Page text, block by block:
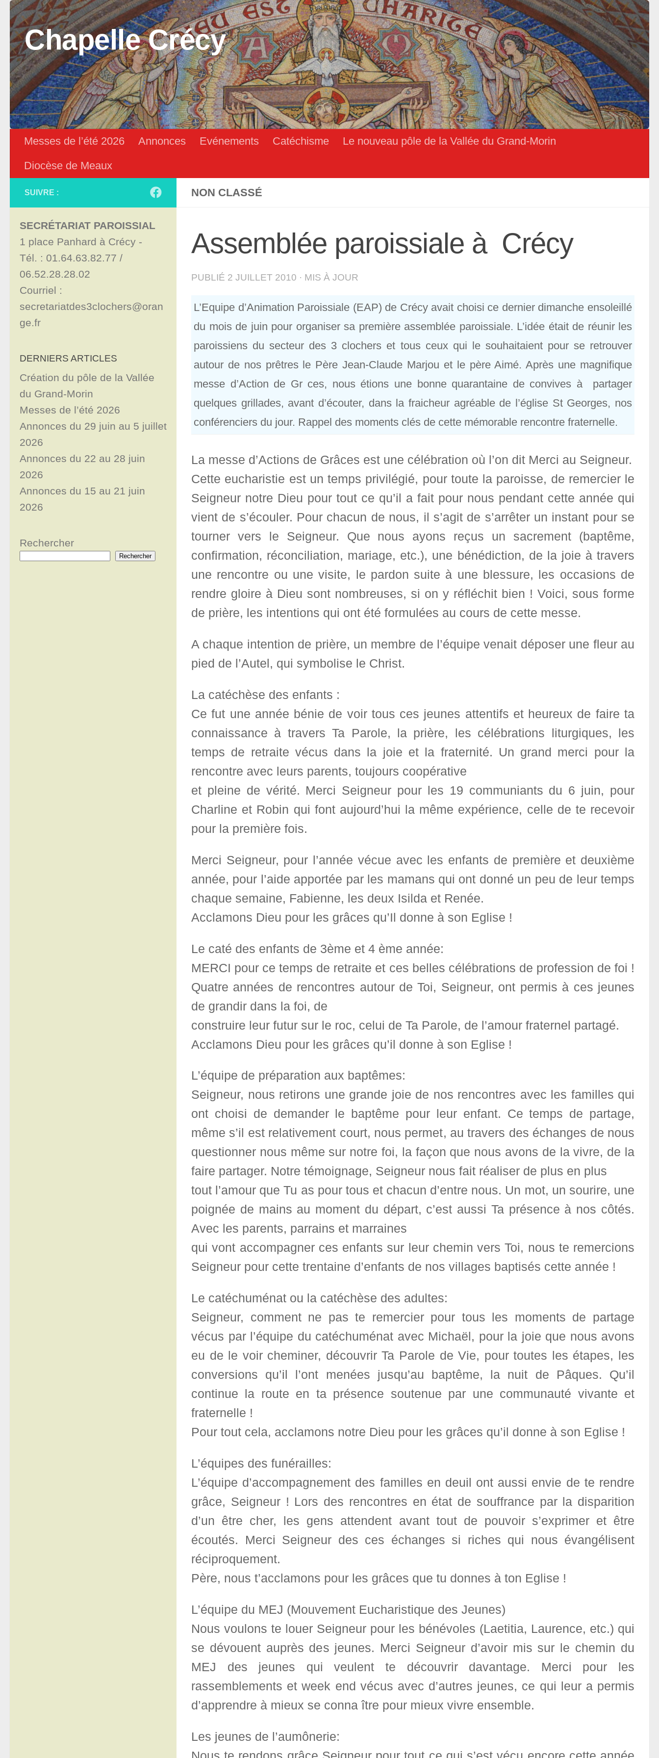
Skip to content
Chapelle Crécy
Messes de l’été 2026 Annonces Evénements Catéchisme
Le nouveau pôle de la Vallée du Grand-Morin
Diocèse de Meaux
NON CLASSÉ
Assemblée paroissiale à Crécy
PUBLIÉ 2 JUILLET 2010 · MIS À JOUR
L’Equipe d’Animation Paroissiale (EAP) de Crécy avait choisi ce dernier dimanche ensoleillé
du mois de juin pour organiser sa première assemblée paroissiale. L’idée était de réunir les
paroissiens du secteur des 3 clochers et tous ceux qui le souhaitaient pour se retrouver
autour de nos prêtres le Père Jean-Claude Marjou et le père Aimé. Après une magnifique
messe d’Action de Gr ces, nous étions une bonne quarantaine de convives à partager
quelques grillades, avant d’écouter, dans la fraicheur agréable de l’église St Georges, nos
conférenciers du jour. Rappel des moments clés de cette mémorable rencontre fraternelle.
La messe d’Actions de Grâces est une célébration où l’on dit Merci au Seigneur.
Cette eucharistie est un temps privilégié, pour toute la paroisse, de remercier le
Seigneur notre Dieu pour tout ce qu’il a fait pour nous pendant cette année qui
vient de s’écouler. Pour chacun de nous, il s’agit de s’arrêter un instant pour se
tourner vers le Seigneur. Que nous ayons reçus un sacrement (baptême,
confirmation, réconciliation, mariage, etc.), une bénédiction, de la joie à travers
une rencontre ou une visite, le pardon suite à une blessure, les occasions de
rendre gloire à Dieu sont nombreuses, si on y réfléchit bien ! Voici, sous forme
de prière, les intentions qui ont été formulées au cours de cette messe.
A chaque intention de prière, un membre de l’équipe venait déposer une fleur au
pied de l’Autel, qui symbolise le Christ.
La catéchèse des enfants :
Ce fut une année bénie de voir tous ces jeunes attentifs et heureux de faire ta
connaissance à travers Ta Parole, la prière, les célébrations liturgiques, les
temps de retraite vécus dans la joie et la fraternité. Un grand merci pour la
rencontre avec leurs parents, toujours coopérative
et pleine de vérité. Merci Seigneur pour les 19 communiants du 6 juin, pour
Charline et Robin qui font aujourd’hui la même expérience, celle de te recevoir
pour la première fois.
Merci Seigneur, pour l’année vécue avec les enfants de première et deuxième
année, pour l’aide apportée par les mamans qui ont donné un peu de leur temps
chaque semaine, Fabienne, les deux Isilda et Renée.
Acclamons Dieu pour les grâces qu’Il donne à son Eglise !
Le caté des enfants de 3ème et 4 ème année:
MERCI pour ce temps de retraite et ces belles célébrations de profession de foi !
Quatre années de rencontres autour de Toi, Seigneur, ont permis à ces jeunes
de grandir dans la foi, de
construire leur futur sur le roc, celui de Ta Parole, de l’amour fraternel partagé.
Acclamons Dieu pour les grâces qu’il donne à son Eglise !
L’équipe de préparation aux baptêmes:
Seigneur, nous retirons une grande joie de nos rencontres avec les familles qui
ont choisi de demander le baptême pour leur enfant. Ce temps de partage,
même s’il est relativement court, nous permet, au travers des échanges de nous
questionner nous même sur notre foi, la façon que nous avons de la vivre, de la
faire partager. Notre témoignage, Seigneur nous fait réaliser de plus en plus
tout l’amour que Tu as pour tous et chacun d’entre nous. Un mot, un sourire, une
poignée de mains au moment du départ, c’est aussi Ta présence à nos côtés.
Avec les parents, parrains et marraines
qui vont accompagner ces enfants sur leur chemin vers Toi, nous te remercions
Seigneur pour cette trentaine d’enfants de nos villages baptisés cette année !
Le catéchuménat ou la catéchèse des adultes:
Seigneur, comment ne pas te remercier pour tous les moments de partage
vécus par l’équipe du catéchuménat avec Michaël, pour la joie que nous avons
eu de le voir cheminer, découvrir Ta Parole de Vie, pour toutes les étapes, les
conversions qu’il l’ont menées jusqu’au baptême, la nuit de Pâques. Qu’il
continue la route en ta présence soutenue par une communauté vivante et
fraternelle !
Pour tout cela, acclamons notre Dieu pour les grâces qu’il donne à son Eglise !
L’équipes des funérailles:
L’équipe d’accompagnement des familles en deuil ont aussi envie de te rendre
grâce, Seigneur ! Lors des rencontres en état de souffrance par la disparition
d’un être cher, les gens attendent avant tout de pouvoir s’exprimer et être
écoutés. Merci Seigneur des ces échanges si riches qui nous évangélisent
réciproquement.
Père, nous t’acclamons pour les grâces que tu donnes à ton Eglise !
L’équipe du MEJ (Mouvement Eucharistique des Jeunes)
Nous voulons te louer Seigneur pour les bénévoles (Laetitia, Laurence, etc.) qui
se dévouent auprès des jeunes. Merci Seigneur d’avoir mis sur le chemin du
MEJ des jeunes qui veulent te découvrir davantage. Merci pour les
rassemblements et week end vécus avec d’autres jeunes, ce qui leur a permis
d’apprendre à mieux se conna ître pour mieux vivre ensemble.
Les jeunes de l’aumônerie:
SUIVRE :
SECRÉTARIAT PAROISSIAL
1 place Panhard à Crécy -
Tél. : 01.64.63.82.77 /
06.52.28.28.02
Courriel :
secretariatdes3clochers@oran
ge.fr
DERNIERS ARTICLES
Création du pôle de la Vallée
du Grand-Morin
Messes de l’été 2026
Annonces du 29 juin au 5 juillet
2026
Annonces du 22 au 28 juin
2026
Annonces du 15 au 21 juin
2026
Rechercher
Rechercher